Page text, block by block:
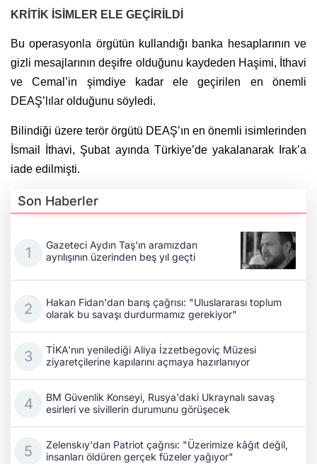
KRİTİK İSİMLER ELE GEÇİRİLDİ
Bu operasyonla örgütün kullandığı banka hesaplarının ve
gizli mesajlarının deşifre olduğunu kaydeden Haşimi, İthavi
ve Cemal’in şimdiye kadar ele geçirilen en önemli
DEAŞ’lılar olduğunu söyledi.
Bilindiği üzere terör örgütü DEAŞ’ın en önemli isimlerinden
İsmail İthavi, Şubat ayında Türkiye’de yakalanarak Irak’a
iade edilmişti.
Son Haberler
Gazeteci Aydın Taş'ın aramızdan
ayrılışının üzerinden beş yıl geçti
Hakan Fidan'dan barış çağrısı: "Uluslararası toplum
olarak bu savaşı durdurmamız gerekiyor"
TİKA'nın yenilediği Aliya İzzetbegoviç Müzesi
ziyaretçilerine kapılarını açmaya hazırlanıyor
BM Güvenlik Konseyi, Rusya'daki Ukraynalı savaş
esirleri ve sivillerin durumunu görüşecek
Zelenskıy'dan Patriot çağrısı: "Üzerimize kâğıt değil,
insanları öldüren gerçek füzeler yağıyor"